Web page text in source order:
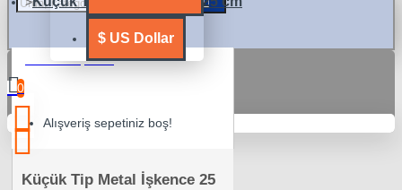
$ US Dollar
0 ürün - 0,00TL
0
Alışveriş sepetiniz boş!
Küçük Tip Metal İşkence 25